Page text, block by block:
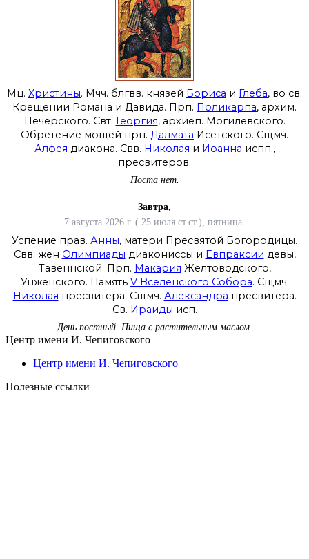
Мц. Христины. Мчч. блгвв. князей Бориса и Глеба, во св.
Крещении Романа и Давида. Прп. Поликарпа, архим.
Печерского. Свт. Георгия, архиеп. Могилевского.
Обретение мощей прп. Далмата Исетского. Сщмч.
Алфея диакона. Свв. Николая и Иоанна испп.,
пресвитеров.
Поста нет.
Завтра,
7 августа 2026 г. ( 25 июля ст.ст.), пятница.
Успение прав. Анны, матери Пресвятой Богородицы.
Свв. жен Олимпиады диакониссы и Евпраксии девы,
Тавеннской. Прп. Макария Желтоводского,
Унженского. Память V Вселенского Собора. Сщмч.
Николая пресвитера. Сщмч. Александра пресвитера.
Св. Ираиды исп.
День постный. Пища с растительным маслом.
Центр имени И. Чепиговского
Центр имени И. Чепиговского
Полезные ссылки